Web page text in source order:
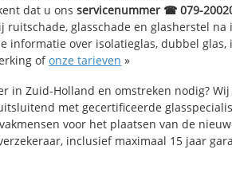
dat u onsservicenummer ☎ 079-
ruitschade, glasschade en glasherstel na
informatie over isolatieglas, dubbel glas,
ofonze tarieven »
in Zuid-Holland en omstreken nodig? Wij
met gecertificeerde
voor het plaatsen van de
inclusief maximaal 15 jaar